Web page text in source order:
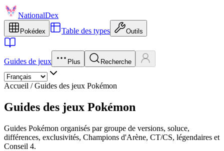
NationalDex
Pokédex Table des types Outils
Guides de jeux Plus Recherche
Accueil / Guides des jeux Pokémon
Guides des jeux Pokémon
Guides Pokémon organisés par groupe de versions, soluce,
différences, exclusivités, Champions d'Arène, CT/CS, légendaires et
Conseil 4.